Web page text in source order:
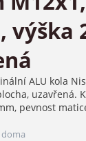
výška
ALU kola
uzavřená.
pevnost